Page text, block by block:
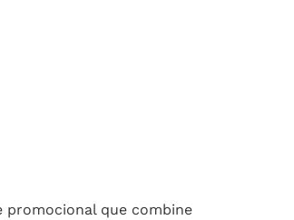
promocional que combine